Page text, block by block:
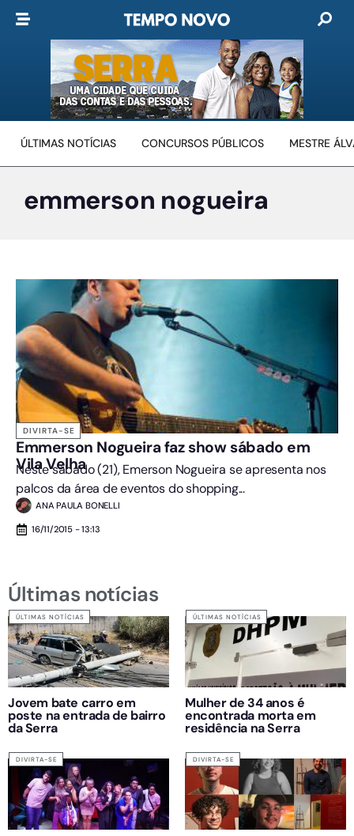
ÚLTIMAS NOTÍCIAS CONCURSOS PÚBLICOS MESTRE
emmerson nogueira
DIVIRTA-SE
Emmerson Nogueira faz show sábado em
Vila Velha
Neste sábado (21), Emerson Nogueira se apresenta nos
palcos da área de eventos do shopping...
ANA PAULA BONELLI
16/11/2015 - 13:13
Últimas notícias
ÚLTIMAS NOTÍCIAS
Jovem bate carro em
poste na entrada de bairro
da Serra
ÚLTIMAS NOTÍCIAS
Mulher de 34 anos é
encontrada morta em
residência na Serra
DIVIRTA-SE DIVIRTA-SE